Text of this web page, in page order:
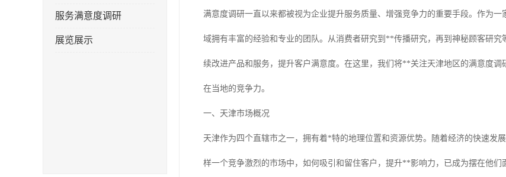
服务满意度调研
展览展示
满意度调研一直以来都被视为企业提升服务质量、增强竞争力的重要手段。作为
域拥有丰富的经验和专业的团队。从消费者研究到**传播研究，再到神秘顾客研
续改进产品和服务，提升客户满意度。在这里，我们将**关注天津地区的满意度
在当地的竞争力。
一、天津市场概况
天津作为四个直辖市之一，拥有着*特的地理位置和资源优势。随着经济的快速发
样一个竞争激烈的市场中，如何吸引和留住客户，提升**影响力，已成为摆在他